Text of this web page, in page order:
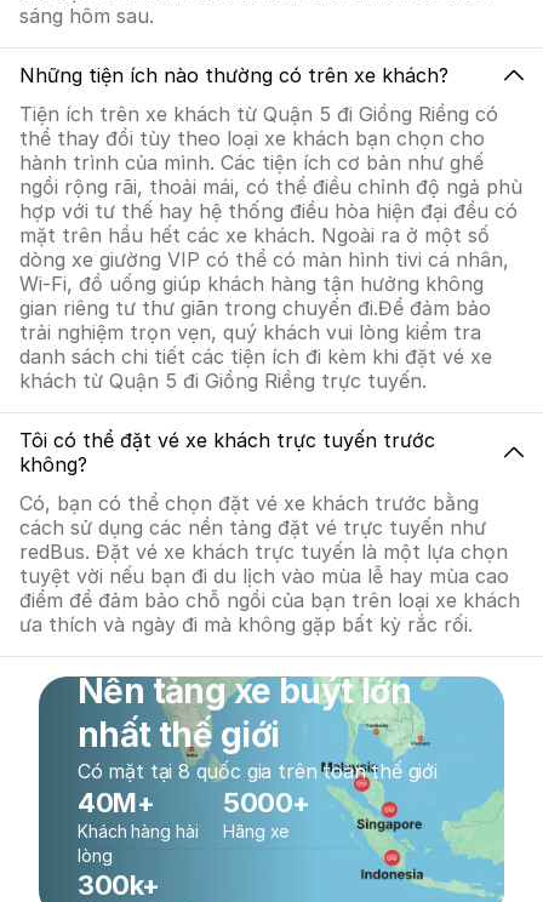
sáng hôm sau.
Những tiện ích nào thường có trên xe khách?
Tiện ích trên xe khách từ Quận 5 đi Giồng Riềng có
thể thay đổi tùy theo loại xe khách bạn chọn cho
hành trình của mình. Các tiện ích cơ bản như ghế
ngồi rộng rãi, thoải mái, có thể điều chỉnh độ ngả phù
hợp với tư thế hay hệ thống điều hòa hiện đại đều có
mặt trên hầu hết các xe khách. Ngoài ra ở một số
dòng xe giường VIP có thể có màn hình tivi cá nhân,
Wi-Fi, đồ uống giúp khách hàng tận hưởng không
gian riêng tư thư giãn trong chuyến đi.Để đảm bảo
trải nghiệm trọn vẹn, quý khách vui lòng kiểm tra
danh sách chi tiết các tiện ích đi kèm khi đặt vé xe
khách từ Quận 5 đi Giồng Riềng trực tuyến.
Tôi có thể đặt vé xe khách trực tuyến trước
không?
Có, bạn có thể chọn đặt vé xe khách trước bằng
cách sử dụng các nền tảng đặt vé trực tuyến như
redBus. Đặt vé xe khách trực tuyến là một lựa chọn
tuyệt vời nếu bạn đi du lịch vào mùa lễ hay mùa cao
điểm để đảm bảo chỗ ngồi của bạn trên loại xe khách
ưa thích và ngày đi mà không gặp bất kỳ rắc rối.
Nền tảng xe buýt lớn
nhất thế giới
Có mặt tại 8 quốc gia trên toàn thế giới
40M+
Khách hàng hài
lòng
5000+
Hãng xe
300k+